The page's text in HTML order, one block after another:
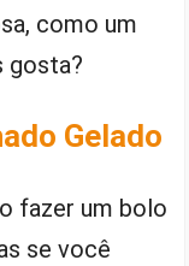
como um
gosta?
Gelado
fazer um bolo
se você